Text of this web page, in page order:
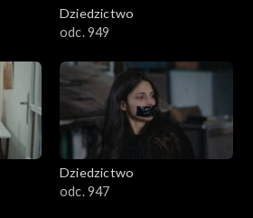
Dziedzictwo
odc. 949
Dziedzictwo
odc. 947